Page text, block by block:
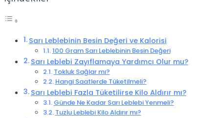
Sarı Leblebinin Besin Değeri ve Kalorisi
100 Gram Sarı Leblebinin Besin Değeri
Sarı Leblebi Zayıflamaya Yardımcı Olur mu?
Tokluk Sağlar mı?
Hangi Saatlerde Tüketilmeli?
Sarı Leblebi Fazla Tüketilirse Kilo Aldırır mı?
Günde Ne Kadar Sarı Leblebi Yenmeli?
Tuzlu Leblebi Kilo Aldırır mı?